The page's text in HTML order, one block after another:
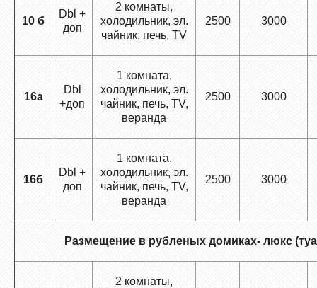
10 б
Dbl +
доп
2 комнаты,
холодильник, эл.
чайник, печь, TV
2500 3000
16а
Dbl
+доп
1 комната,
холодильник, эл.
чайник, печь, TV,
веранда
2500 3000
16б
Dbl +
доп
1 комната,
холодильник, эл.
чайник, печь, TV,
веранда
2500 3000
Размещение в рубленых домиках- люкс
2 комнаты,